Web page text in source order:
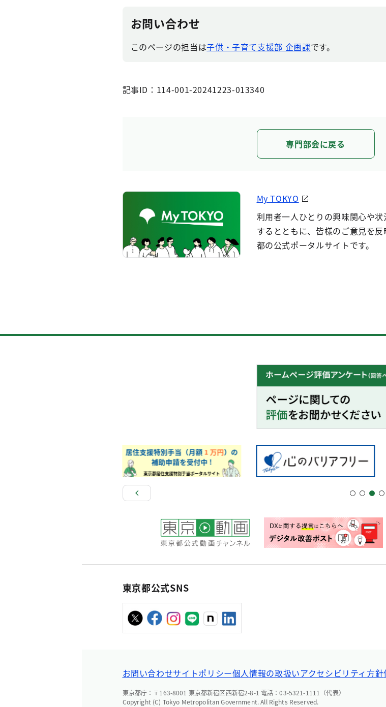
お問い合わせ
このページの担当は子供・子育て支援部 企画課です。
記事ID：114-001-20241223-013340
専門部会に戻る
My TOKYO
利用者一人ひとりの興味関心や
するとともに、皆様のご意見を
都の公式ポータルサイトです。
東京都公式SNS
お問い合わせサイトポリシー個人情報の取扱いアクセシビリティ方針
東京都庁：〒163-8001 東京都新宿区西新宿2-8-1 電話：03-5321-1111（代表）
Copyright (C) Tokyo Metropolitan Government. All Rights Reserved.